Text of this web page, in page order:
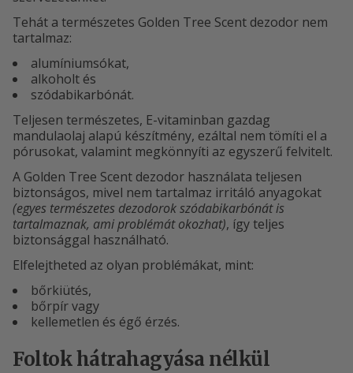
Tehát a természetes Golden Tree Scent dezodor nem
tartalmaz:
alumíniumsókat,
alkoholt és
szódabikarbónát.
Teljesen természetes, E-vitaminban gazdag
mandulaolaj alapú készítmény, ezáltal nem tömíti el a
pórusokat, valamint megkönnyíti az egyszerű felvitelt.
A Golden Tree Scent dezodor használata teljesen
biztonságos, mivel nem tartalmaz irritáló anyagokat
(egyes természetes dezodorok szódabikarbónát is
tartalmaznak, ami problémát okozhat), így teljes
biztonsággal használható.
Elfelejtheted az olyan problémákat, mint:
bőrkiütés,
bőrpír vagy
kellemetlen és égő érzés.
Foltok hátrahagyása nélkül